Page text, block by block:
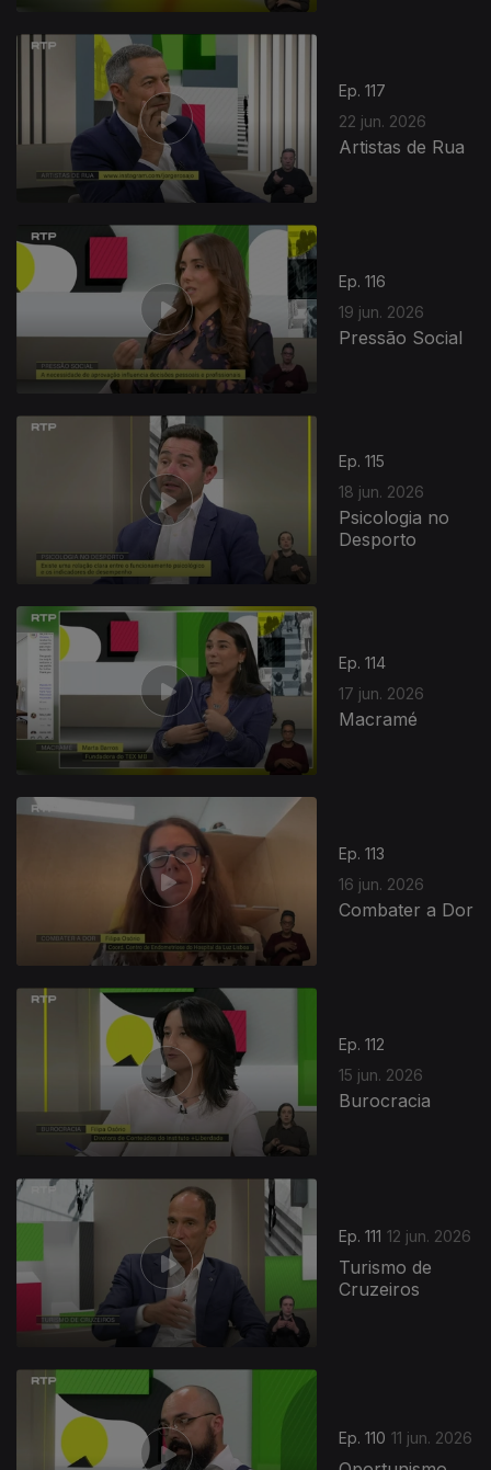
Ep. 117
22 jun. 2026
Artistas de Rua
Ep. 116
19 jun. 2026
Pressão Social
Ep. 115
18 jun. 2026
Psicologia no
Desporto
Ep. 114
17 jun. 2026
Macramé
Ep. 113
16 jun. 2026
Combater a Dor
Ep. 112
15 jun. 2026
Burocracia
Ep. 111 12 jun. 2026
Turismo de
Cruzeiros
Ep. 110 11 jun. 2026
935317